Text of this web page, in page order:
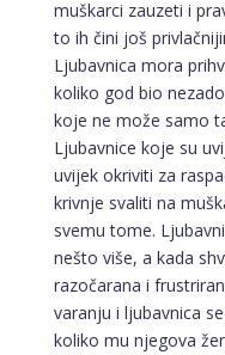
muškarci zauzeti i
to ih čini još
Ljubavnica mora
koliko god bio
koje ne može samo
Ljubavnice koje su
uvijek okriviti za
krivnje svaliti na
svemu tome.
nešto više, a kada
razočarana i
varanju i ljubavnica
koliko mu njegova